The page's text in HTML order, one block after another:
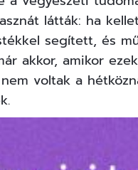
látták: ha
segített, és
akkor, amikor
voltak a